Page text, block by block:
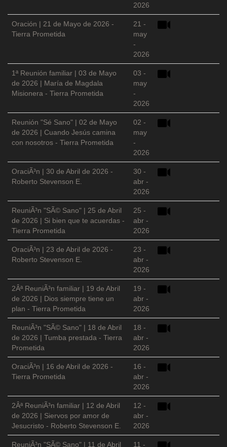
2026
Oración | 21 de Mayo de 2026 -
Tierra Prometida
21 -
may
-
2026
1ª Reunión familiar | 03 de Mayo
de 2026 | María de Magdala
Misionera - Tierra Prometida
03 -
may
-
2026
Reunión "Sé Sano" | 02 de Mayo
de 2026 | Cuando Jesús camina
con nosotros - Tierra Prometida
02 -
may
-
2026
OraciÃ³n | 30 de Abril de 2026 -
Roberto Stevenson E.
30 -
abr -
2026
ReuniÃ³n "SÃ© Sano" | 25 de Abril
de 2026 | Si bien que te acuerdas -
Tierra Prometida
25 -
abr -
2026
OraciÃ³n | 23 de Abril de 2026 -
Roberto Stevenson E.
23 -
abr -
2026
2Âª ReuniÃ³n familiar | 19 de Abril
de 2026 | Dios siempre tiene un
plan - Tierra Prometida
19 -
abr -
2026
ReuniÃ³n "SÃ© Sano" | 18 de Abril
de 2026 | Tumba prestada - Tierra
Prometida
18 -
abr -
2026
OraciÃ³n | 16 de Abril de 2026 -
Tierra Prometida
16 -
abr -
2026
2Âª ReuniÃ³n familiar | 12 de Abril
de 2026 | Siervos por amor de
Jesucristo - Roberto Stevenson E.
12 -
abr -
2026
ReuniÃ³n "SÃ© Sano" | 11 de Abril 11 -